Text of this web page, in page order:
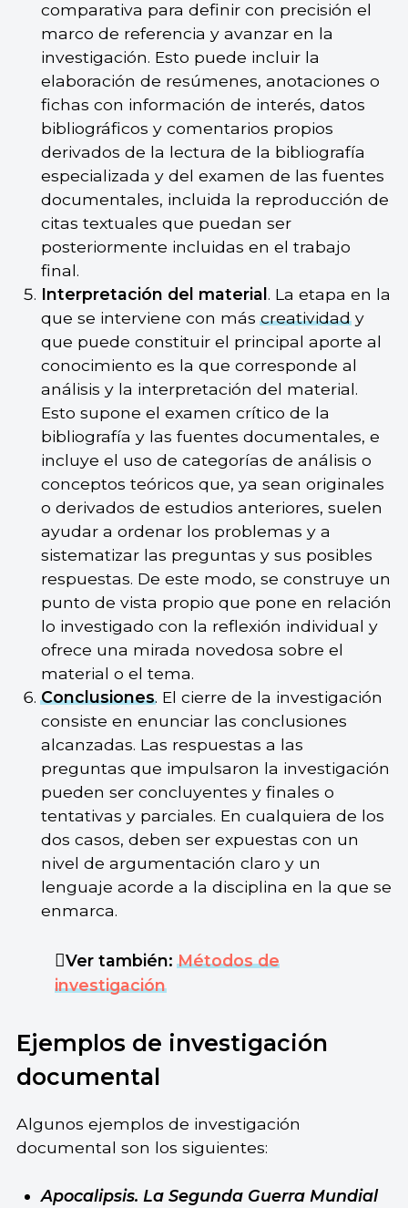
comparativa para definir con precisión el
marco de referencia y avanzar en la
investigación. Esto puede incluir la
elaboración de resúmenes, anotaciones o
fichas con información de interés, datos
bibliográficos y comentarios propios
derivados de la lectura de la bibliografía
especializada y del examen de las fuentes
documentales, incluida la reproducción de
citas textuales que puedan ser
posteriormente incluidas en el trabajo
final.
Interpretación del material . La etapa en la
que se interviene con máscreatividady
que puede constituir el principal aporte al
conocimiento es la que corresponde al
análisis y la interpretación del material.
Esto supone el examen crítico de la
bibliografía y las fuentes documentales, e
incluye el uso de categorías de análisis o
conceptos teóricos que, ya sean originales
o derivados de estudios anteriores, suelen
ayudar a ordenar los problemas y a
sistematizar las preguntas y sus posibles
respuestas. De este modo, se construye un
punto de vista propio que pone en relación
lo investigado con la reflexión individual y
ofrece una mirada novedosa sobre el
material o el tema.
Conclusiones. El cierre de la investigación
consiste en enunciar las conclusiones
alcanzadas. Las respuestas a las
preguntas que impulsaron la investigación
pueden ser concluyentes y finales o
tentativas y parciales. En cualquiera de los
dos casos, deben ser expuestas con un
nivel de argumentación claro y un
lenguaje acorde a la disciplina en la que se
enmarca.
Ver también:Métodos de
investigación
Ejemplos de investigación
documental
Algunos ejemplos de investigación
documental son los siguientes:
Apocalipsis. La Segunda Guerra Mundial